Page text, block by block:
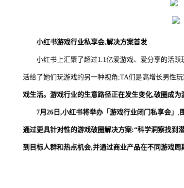
小红书游戏行业私享会,解决方案首发
小红书上汇聚了超过1.1亿爱游戏、爱分享的活
活给了她们玩游戏的另一种视角;TA们是高增长男性
戏生活。游戏行业的生意路径正在发生变化,破圈成为
7月26日,小红书将举办「游戏行业闭门私享会」 ,
通过更具针对性的游戏破圈解决方案:“科学洞察找到
到目标人群和热点机会,并通过商业产品在不同游戏